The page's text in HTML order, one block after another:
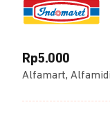
Rp5.000
Alfamart,